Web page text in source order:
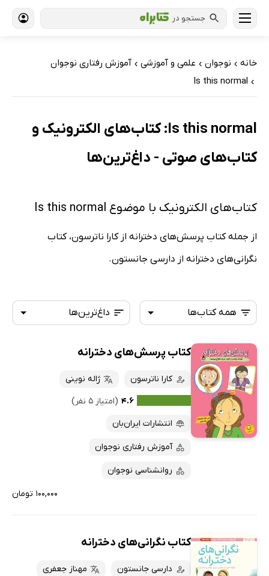
جستجو در
خانه › نوجوان › علمی و آموزشی › آموزش رفتاری نوجوان
›
Is this normal
Is this normal: کتاب‌های الکترونیک و
کتاب‌های صوتی - داغ‌ترین‌ها
کتاب‌های الکترونیک با موضوع Is this normal
از جمله کتاب پرسش‌های دخترانه از کارا ناترسون، کتاب
نگرانی‌های دخترانه از دارسی جانستون.
داغ‌ترین‌ها
تازه‌ها
داغ‌ترین‌ها
پرفروش‌ها
پربحث‌ها
ارزان ترین‌ها
همه کتاب‌ها
همه کتاب‌ها
کتاب‌های صوتی
کتاب‌های متنی
کتاب پرسش‌های دخترانه
کارا ناترسون
ژاله نوینی
۴.۶ (امتیاز ۵ نفر)
انتشارات ایران‌بان
آموزش رفتاری نوجوان
روانشناسی نوجوان
۱۰۰,۰۰۰ تومان
کتاب نگرانی‌های دخترانه
دارسی جانستون
مهناز جعفری